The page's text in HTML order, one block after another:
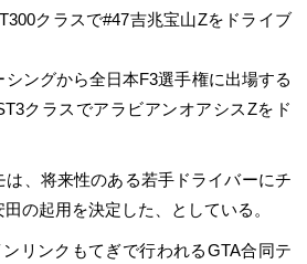
クラスで#47吉兆宝山Zをドライブ
ングから全日本F3選手権に出場する
クラスでアラビアンオアシスZをド
は、将来性のある若手ドライバーにチ
の起用を決定した、としている。
リンクもてぎで行われるGTA合同テ